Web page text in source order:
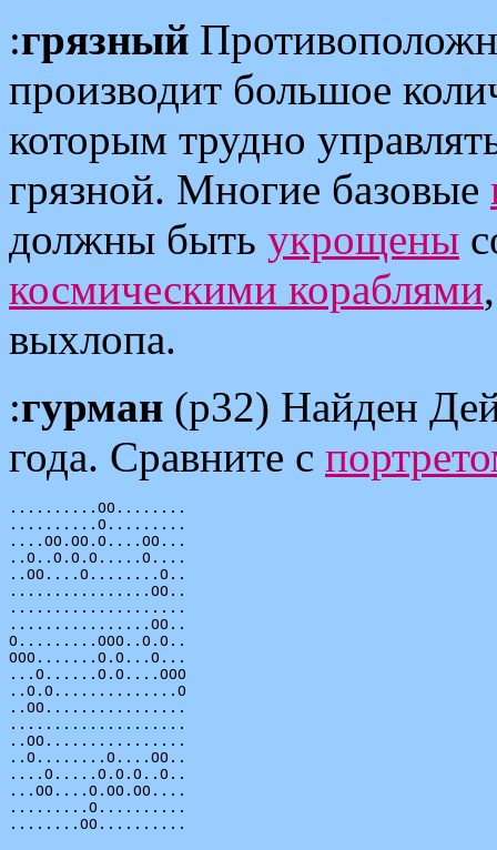
:грязный
производит большое
которым трудно
грязной. Многие базовые
должны быть укрощены
космическими кораблями
выхлопа.
:гурман (p32) Найден
года. Сравните с
..........OO........
..........O.........
....OO.OO.O....OO...
..O..O.O.O.....O....
..OO....O........O..
................OO..
....................
................OO..
O.........OOO..O.O..
OOO.......O.O...O...
...O......O.O....OOO
..O.O..............O
..OO................
....................
..OO................
..O........O....OO..
....O.....O.O.O..O..
...OO....O.OO.OO....
.........O..........